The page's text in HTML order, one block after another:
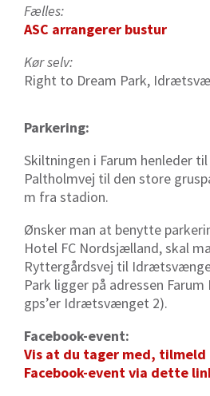
Fælles:
ASC arrangerer bustur
Kør selv:
Right to Dream Park,
Parkering:
Skiltningen i Farum henleder
Paltholmvej til den store
m fra stadion.
Ønsker man at benytte
Hotel FC Nordsjælland, skal
Ryttergårdsvej til
Park ligger på adressen
gps’er Idrætsvænget 2).
Facebook-event:
Vis at du tager med, tilmeld
Facebook-event via dette